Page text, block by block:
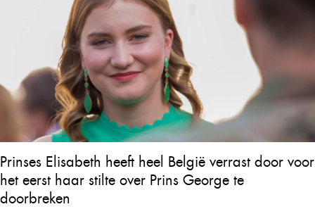
Prinses Elisabeth heeft heel België verrast door voor
het eerst haar stilte over Prins George te
doorbreken